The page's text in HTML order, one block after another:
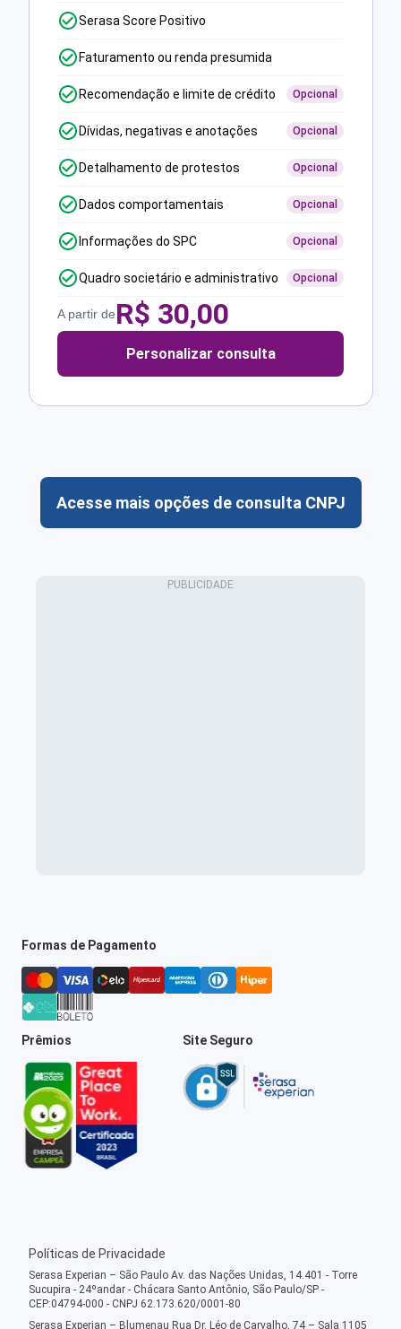
Serasa Score Positivo
Faturamento ou renda presumida
Recomendação e limite de crédito Opcional
Dívidas, negativas e anotações Opcional
Detalhamento de protestos Opcional
Dados comportamentais Opcional
Informações do SPC Opcional
Quadro societário e administrativo Opcional
A partir deR$ 30,00
Personalizar consulta
Acesse mais opções de consulta CNPJ
Formas de Pagamento
Prêmios Site Seguro
Políticas de Privacidade
Serasa Experian – São Paulo Av. das Nações Unidas, 14.401 - Torre
Sucupira - 24ºandar - Chácara Santo Antônio, São Paulo/SP -
CEP:04794-000 - CNPJ 62.173.620/0001-80
Serasa Experian – Blumenau Rua Dr. Léo de Carvalho, 74 – Sala 1105